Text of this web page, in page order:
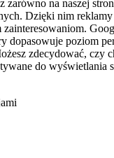
zarówno na naszej
Dzięki nim reklamy
dopasowuje poziom
zdecydować, czy
do wyświetlania